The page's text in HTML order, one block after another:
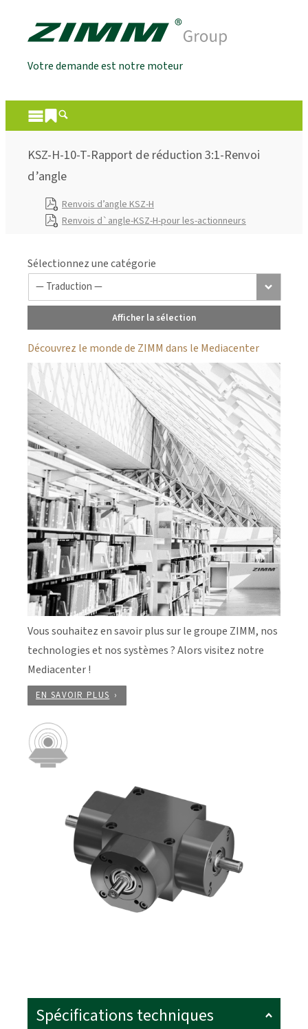
Votre demande est notre moteur
KSZ-H-10-T-Rapport de réduction 3:1-Renvoi
d’angle
Renvois d’angle KSZ-H
Renvois d`angle-KSZ-H-pour les-actionneurs
Sélectionnez une catégorie
Afficher la sélection
Découvrez le monde de ZIMM dans le Mediacenter
Vous souhaitez en savoir plus sur le groupe ZIMM, nos
technologies et nos systèmes ? Alors visitez notre
Mediacenter !
EN SAVOIR PLUS
Spécifications techniques